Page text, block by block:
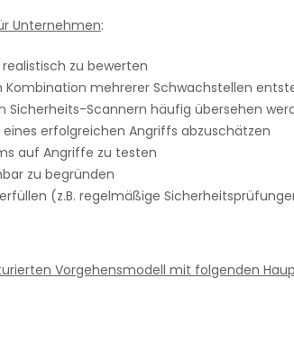
Unternehmen:
zu bewerten
mehrerer Schwachstellen
Scannern häufig übersehen
erfolgreichen Angriffs abzuschätzen
auf Angriffe zu testen
zu begründen
(z.B. regelmäßige
Vorgehensmodell mit folgenden